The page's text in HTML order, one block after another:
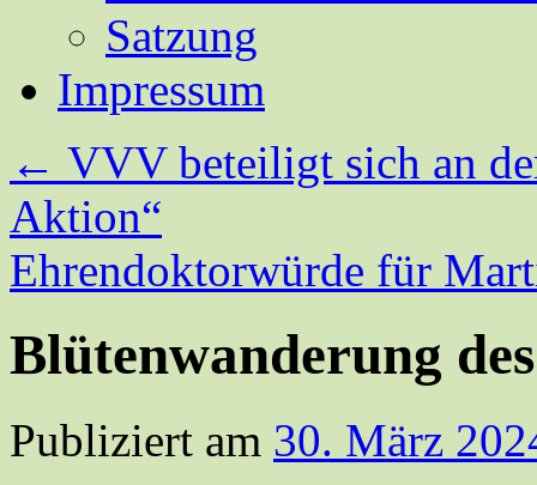
Satzung
Impressum
← VVV beteiligt sich an
Aktion“
Ehrendoktorwürde für
Blütenwanderung
Publiziert am 30. März